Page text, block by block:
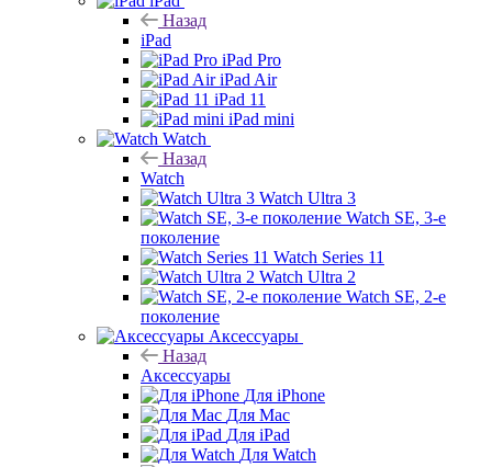
Назад
iPad
iPad Pro
iPad Air
iPad 11
iPad mini
Watch
Назад
Watch
Watch Ultra 3
Watch SE, 3-е
поколение
Watch Series 11
Watch Ultra 2
Watch SE, 2-е
поколение
Аксессуары
Назад
Аксессуары
Для iPhone
Для Mac
Для iPad
Для Watch